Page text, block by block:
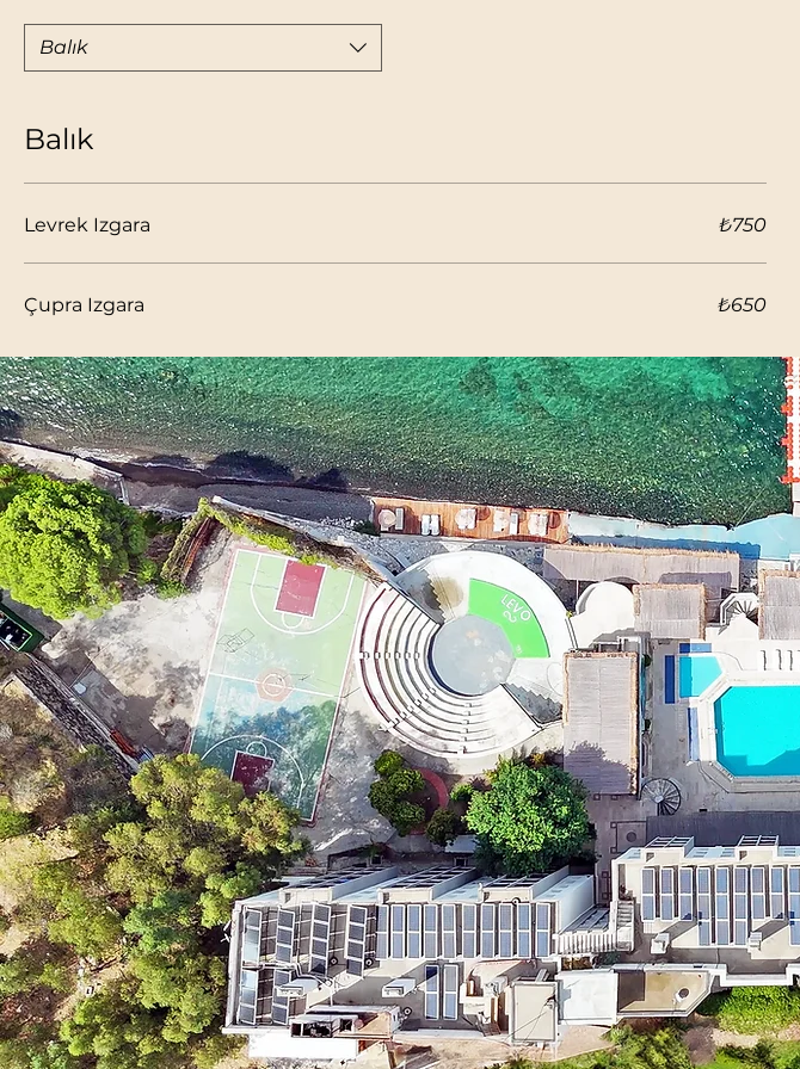
Balık
Balık
Levrek Izgara ₺750
Çupra Izgara ₺650